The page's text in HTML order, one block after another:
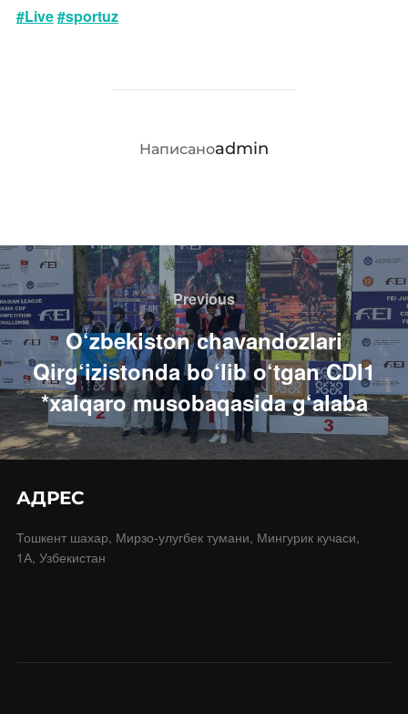
#Live#sportuz
АВТОР ЗАПИСИ
Написаноadmin
Навигация
по
записям
Previous
Previous
O‘zbekiston chavandozlari
Qirg‘izistonda bo‘lib o‘tgan CDI1
*xalqaro musobaqasida g‘alaba
АДРЕС
Тошкент шахар, Мирзо-улугбек тумани, Мингурик кучаси,
1А, Узбекистан